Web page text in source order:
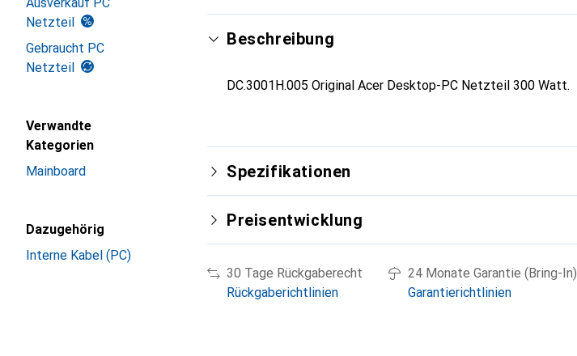
Netzteil
Gebraucht PC
Netzteil
Verwandte
Kategorien
Mainboard
Dazugehörig
Interne Kabel (PC)
Beschreibung
DC.3001H.005 Original Acer Desktop-PC Netzteil 300 Watt.
Spezifikationen
Preisentwicklung
30 Tage Rückgaberecht
Rückgaberichtlinien
24 Monate Garantie (Bring-In)
Garantierichtlinien